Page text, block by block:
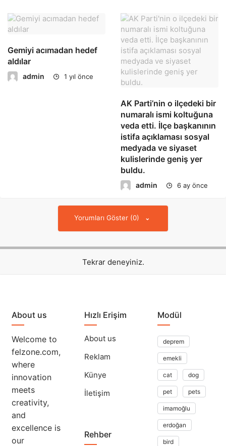
Gemiyi acımadan hedef
aldılar
admin 1 yıl önce
AK Parti’nin o ilçedeki bir
numaralı ismi koltuğuna
veda etti. İlçe başkanının
istifa açıklaması sosyal
medyada ve siyaset
kulislerinde geniş yer
buldu.
admin 6 ay önce
Yorumları Göster (0)
Tekrar deneyiniz.
About us
Welcome to
felzone.com,
where
innovation
meets
creativity,
and
excellence is
our
Hızlı Erişim
About us
Reklam
Künye
İletişim
Rehber
Modül
deprem
emekli
cat dog
pet pets
imamoğlu
erdoğan
bird